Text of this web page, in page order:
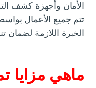
الأمان وأجهزة كشف
تتم جميع الأعمال
الخبرة اللازمة لضمان
ماهي مزايا